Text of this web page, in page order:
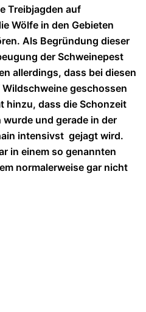
Treibjagden auf
Wölfe in den Gebieten
Als Begründung dieser
der Schweinepest
allerdings, dass bei diesen
geschossen
hinzu, dass die Schonzeit
und gerade in der
intensivst gejagt wird.
in einem so genannten
normalerweise gar nicht